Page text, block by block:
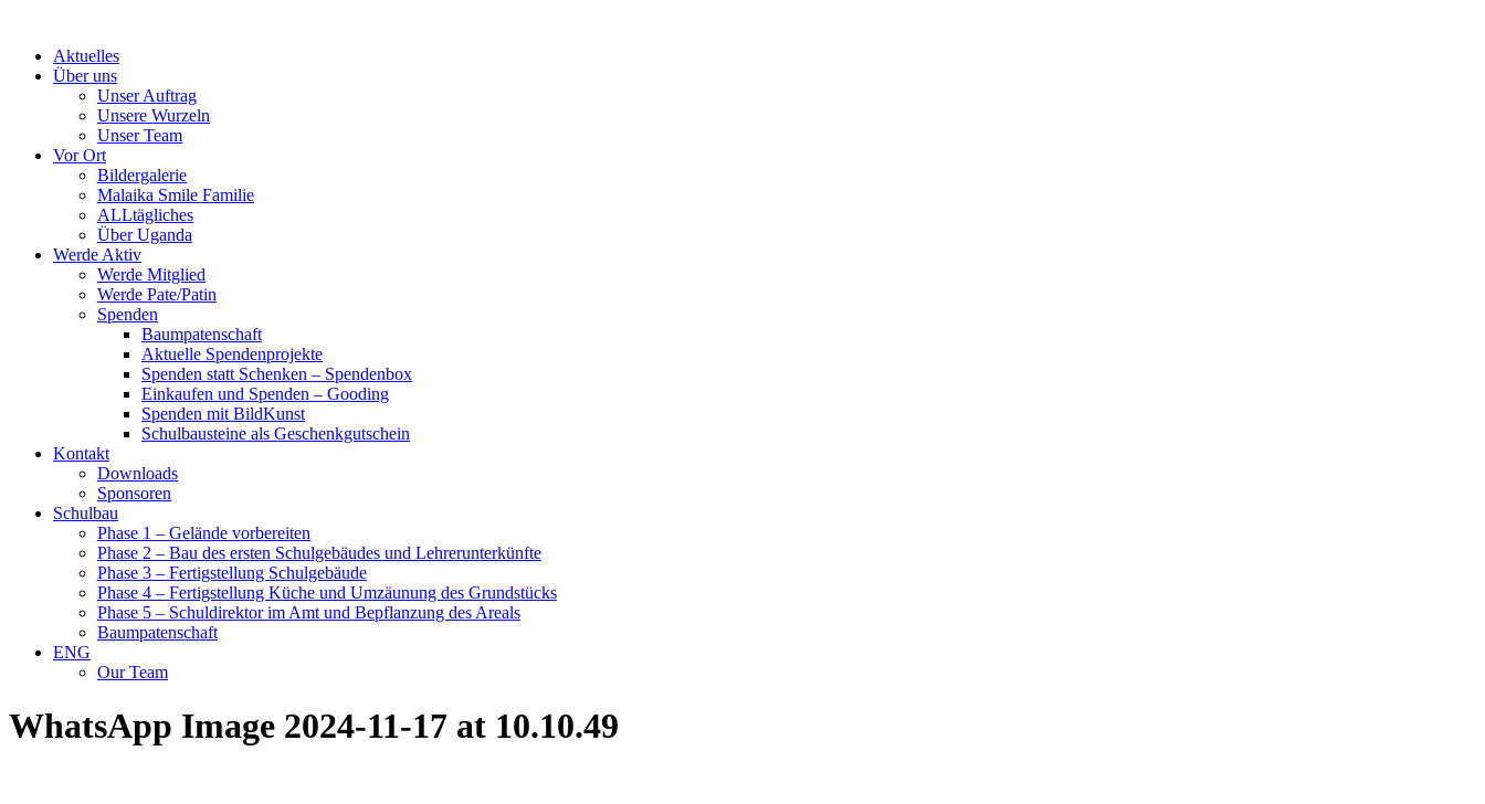
contentAktuelles
Über uns
Unser Auftrag
Unsere Wurzeln
Unser Team
Vor Ort
Bildergalerie
Malaika Smile Familie
ALLtägliches
Über Uganda
Werde Aktiv
Werde Mitglied
Werde Pate/Patin
Spenden
Baumpatenschaft
Aktuelle Spendenprojekte
Spenden statt Schenken – Spendenbox
Einkaufen und Spenden – Gooding
Spenden mit BildKunst
Schulbausteine als Geschenkgutschein
Kontakt
Downloads
Sponsoren
Schulbau
Phase 1 – Gelände vorbereiten
Phase 2 – Bau des ersten Schulgebäudes und Lehrerunterkünfte
Phase 3 – Fertigstellung Schulgebäude
Phase 4 – Fertigstellung Küche und Umzäunung des Grundstücks
Phase 5 – Schuldirektor im Amt und Bepflanzung des Areals
Baumpatenschaft
ENG
Our Team
WhatsApp Image 2024-11-17 at 10.10.49